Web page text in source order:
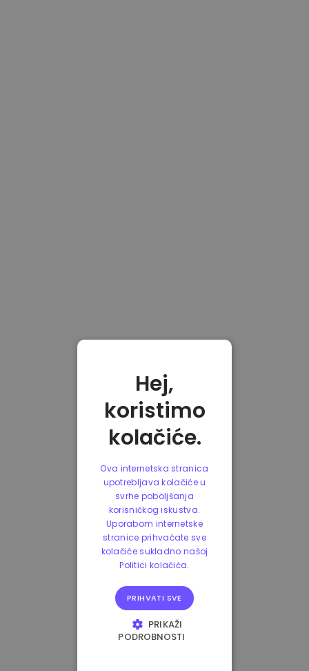
Hej,
koristimo
kolačiće.
Ova internetska stranica
upotrebljava kolačiće u
svrhe poboljšanja
korisničkog iskustva.
Uporabom internetske
stranice prihvaćate sve
kolačiće sukladno našoj
Politici kolačića.
PRIHVATI SVE
PRIKAŽI
PODROBNOSTI